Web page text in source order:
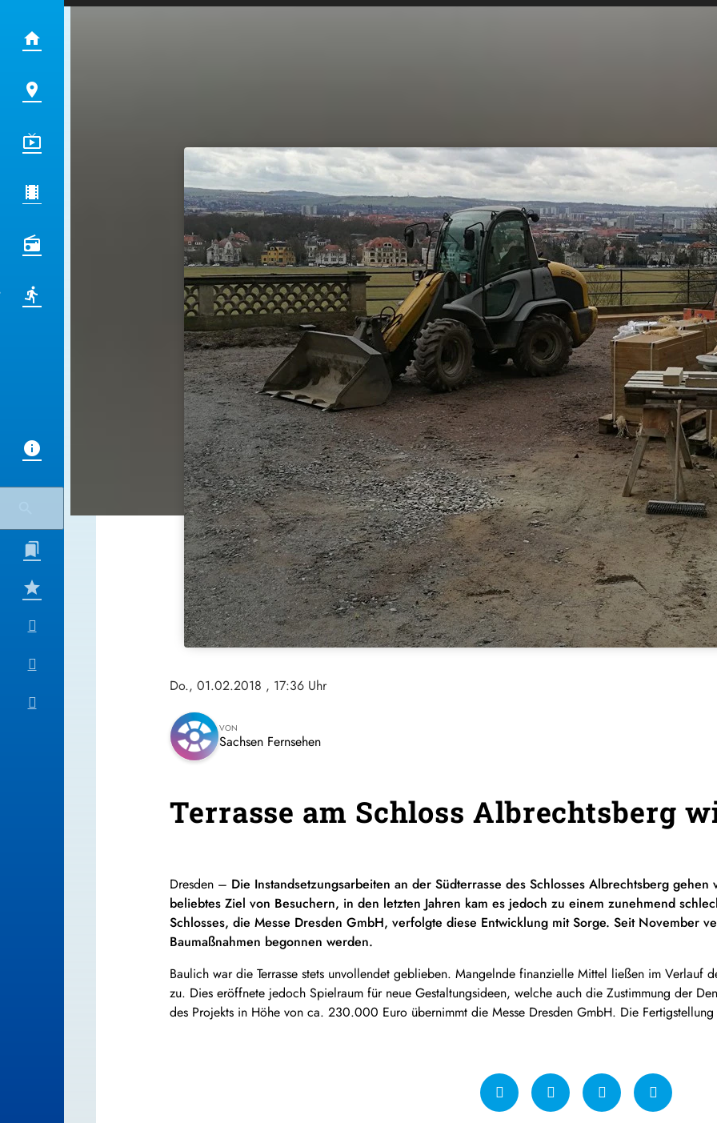
Do., 01.02.2018 , 17:36 Uhr
VON
Sachsen Fernsehen
Terrasse am Schloss Albrechtsberg
Dresden – Die Instandsetzungsarbeiten an der Südterrasse des Schlosses Albrechtsberg
beliebtes Ziel von Besuchern, in den letzten Jahren kam es jedoch zu einem zunehmend
Schlosses, die Messe Dresden GmbH, verfolgte diese Entwicklung mit Sorge. Seit November
Baumaßnahmen begonnen werden.
Baulich war die Terrasse stets unvollendet geblieben. Mangelnde finanzielle Mittel ließen im Verlauf
zu. Dies eröffnete jedoch Spielraum für neue Gestaltungsideen, welche auch die Zustimmung der
des Projekts in Höhe von ca. 230.000 Euro übernimmt die Messe Dresden GmbH. Die